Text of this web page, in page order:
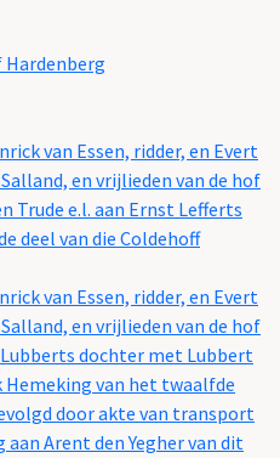
van Essen, ridder, en Evert
en vrijlieden van de hof
Trude e.l. aan Ernst Lefferts
deel van die Coldehoff
van Essen, ridder, en Evert
en vrijlieden van de hof
dochter met Lubbert
Hemeking van het twaalfde
door akte van transport
Arent den Yegher van dit